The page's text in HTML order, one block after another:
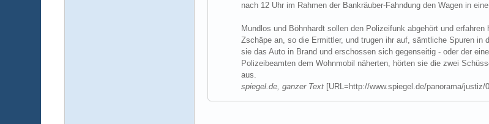
nach 12 Uhr im Rahmen der Bankräuber-Fahndung den Wagen in
Mundlos und Böhnhardt sollen den Polizeifunk abgehört und
Zschäpe an, so die Ermittler, und trugen ihr auf, sämtliche Spuren
sie das Auto in Brand und erschossen sich gegenseitig - oder der
Polizeibeamten dem Wohnmobil näherten, hörten sie die zwei
aus.
spiegel.de, ganzer Text [URL=http://www.spiegel.de/panorama/